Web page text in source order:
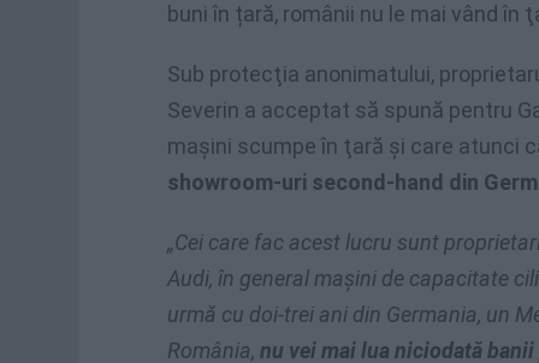
buni în țară, românii nu le mai vând în
Sub protecţia anonimatului,
Severin a acceptat să spună pentru
mașini scumpe în ţară și care atunci
showroom-uri second-hand din
„Cei care fac acest lucru sunt
Audi, în general maşini de capacitate
urmă cu doi-trei ani din Germania, un
România, nu vei mai lua niciodată banii